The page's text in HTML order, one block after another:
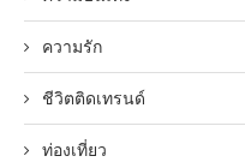
ความรัก
ชีวิตติดเทรนด์
ท่องเที่ยว